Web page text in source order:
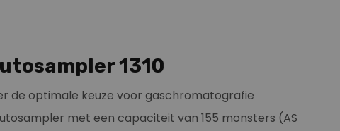
1310
de optimale keuze voor gaschromatografie
met een capaciteit van 155 monsters (AS